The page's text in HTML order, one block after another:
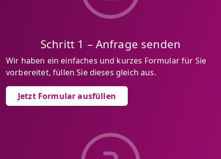
Schritt 1 – Anfrage senden
Wir haben ein einfaches und kurzes Formular für Sie
vorbereitet, füllen Sie dieses gleich aus.
Jetzt Formular ausfüllen